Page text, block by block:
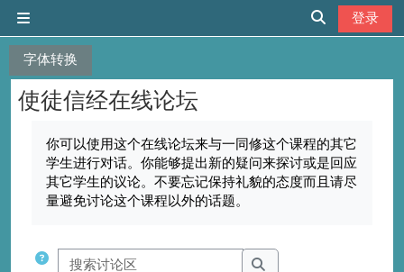
字体转换
切换搜索输入
登录
使徒信经在线论坛
你可以使用这个在线论坛来与一同修这个课程的其它
学生进行对话。你能够提出新的疑问来探讨或是回应
其它学生的议论。不要忘记保持礼貌的态度而且请尽
量避免讨论这个课程以外的话题。
搜索讨论区